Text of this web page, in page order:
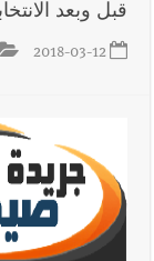
قبل وبعد
2018-03-12